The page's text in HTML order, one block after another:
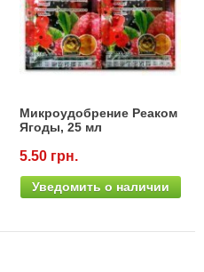
Микроудобрение Реаком
Ягоды, 25 мл
5.50 грн.
Уведомить о наличии